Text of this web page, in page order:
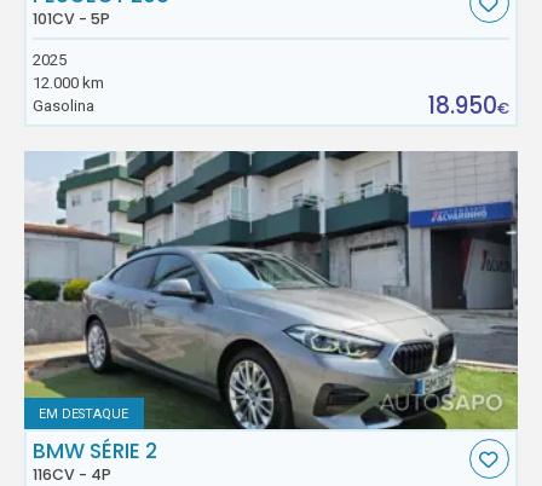
101CV - 5P
2025
12.000 km
Gasolina
18.950€
EM DESTAQUE
BMW SÉRIE 2
116CV - 4P